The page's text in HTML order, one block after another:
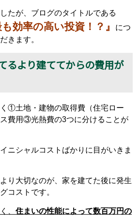
たが、ブログのタイトルである
効率の高い投資！？』
につ
きます。
るより建ててからの費用が
①土地・建物の取得費（住宅ロー
費用③光熱費の3つに分けることが
ニシャルコストばかりに目がいきま
り大切なのが、家を建てた後に発生
コストです。
、 住まいの性能によって数百万円の